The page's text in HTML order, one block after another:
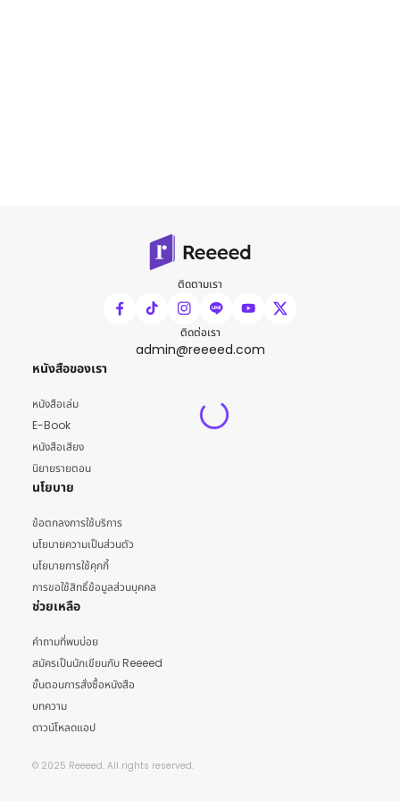
ติดตามเรา
ติดต่อเรา
admin@reeeed.com
หนังสือของเรา
หนังสือเล่ม
E-Book
หนังสือเสียง
นิยายรายตอน
นโยบาย
ข้อตกลงการใช้บริการ
นโยบายความเป็นส่วนตัว
นโยบายการใช้คุกกี้
การขอใช้สิทธิ์ข้อมูลส่วนบุคคล
ช่วยเหลือ
คำถามที่พบบ่อย
สมัครเป็นนักเขียนกับ Reeeed
ขั้นตอนการสั่งซื้อหนังสือ
บทความ
ดาวน์โหลดแอป
© 2025 Reeeed. All rights reserved.